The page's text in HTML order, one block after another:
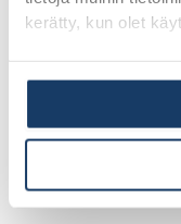
kerätty, kun olet
Suunnittelu ja
Sisustus ja
Talotekniikka: